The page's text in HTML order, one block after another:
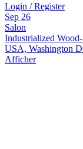
Login / Register
Sep 26
Salon
Industrialized
USA, Washington
Afficher